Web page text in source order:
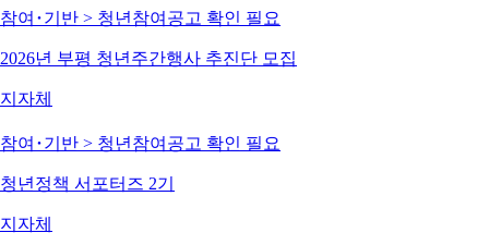
참여･기반 > 청년참여 공고 확인 필요
2026년 부평 청년주간행사 추진단 모집
지자체
참여･기반 > 청년참여 공고 확인 필요
청년정책 서포터즈 2기
지자체